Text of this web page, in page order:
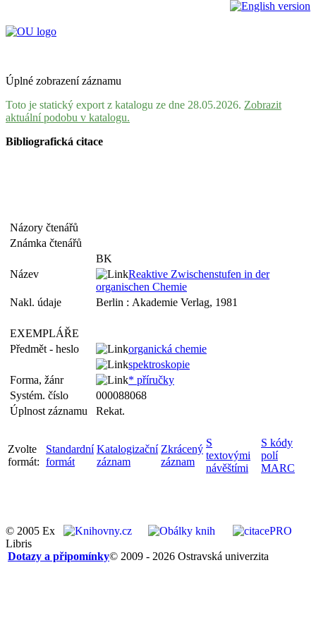
Úplné zobrazení záznamu
Toto je statický export z katalogu ze dne 28.05.2026. Zobrazit
aktuální podobu v katalogu.
Bibliografická citace
Názory čtenářů
Známka čtenářů
BK
Název
Reaktive Zwischenstufen in der
organischen Chemie
Nakl. údaje
Berlin : Akademie Verlag, 1981
EXEMPLÁŘE
Předmět - heslo
organická chemie
spektroskopie
Forma, žánr
* příručky
Systém. číslo
000088068
Úplnost záznamu
Rekat.
Zvolte
formát:
Standardní
formát
Katalogizační
záznam
Zkrácený
záznam
S
textovými
návěštími
S kódy
polí
MARC
© 2005 Ex
Libris
© 2009 - 2026 Ostravská univerzita
Dotazy a připomínky